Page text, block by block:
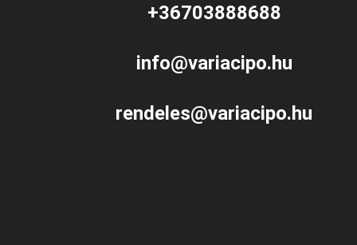
+36703888688
info@variacipo.hu
rendeles@variacipo.hu